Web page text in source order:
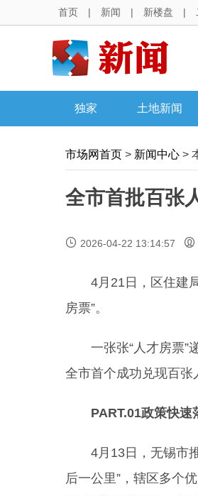
首页 | 新闻 | 新楼盘 |
独家 土地新闻
市场网首页 > 新闻中心 >
全市首批百张
2026-04-22 13:14:57
4月21日，区住建局
房票”。
一张张“人才房票”递
全市首个成功兑现百张
PART.01政策快速
4月13日，无锡市推
后一公里”，辖区多个